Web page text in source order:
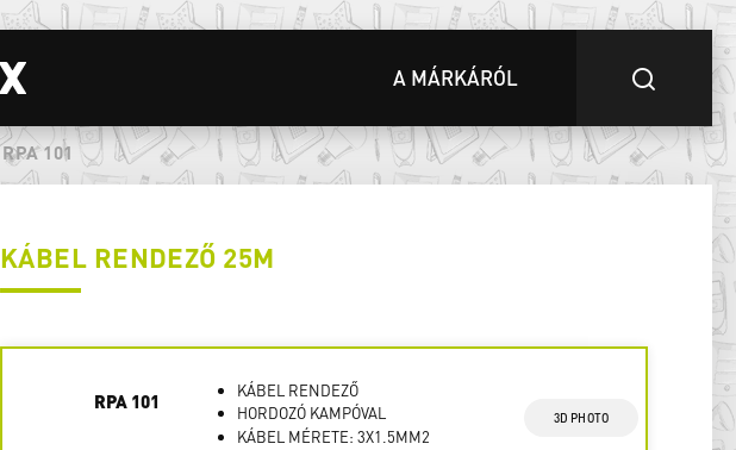
A MÁRKÁRÓL
RPA 101
KÁBEL RENDEZŐ 25M
RPA 101
KÁBEL RENDEZŐ
HORDOZÓ KAMPÓVAL
KÁBEL MÉRETE: 3X1.5MM2
3D PHOTO